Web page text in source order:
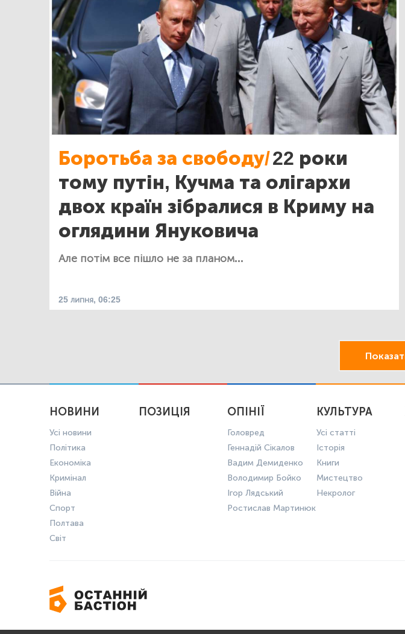
Боротьба за свободу/22 роки
тому путін, Кучма та олігархи
двох країн зібралися в Криму на
оглядини Януковича
Але потім все пішло не за планом...
25 липня, 06:25
НОВИНИ
Усі новини
Політика
Економіка
Кримінал
Війна
Спорт
Полтава
Світ
ПОЗИЦІЯ ОПІНІЇ
Головред
Геннадій Сікалов
Вадим Демиденко
Володимир Бойко
Ігор Лядський
Ростислав Мартинюк
КУЛЬТУРА
Усі статті
Історія
Книги
Мистецтво
Некролог